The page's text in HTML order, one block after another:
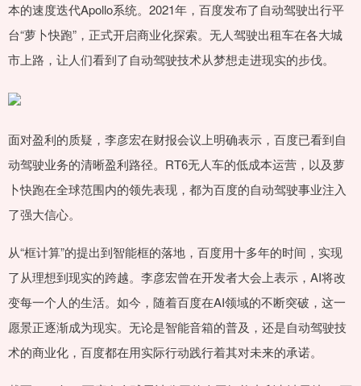
本的速度迭代Apollo系统。2021年，百度发布了自动驾驶出行平
台“萝卜快跑”，正式开启商业化探索。无人驾驶出租车在各大城
市上路，让人们看到了自动驾驶技术从梦想走进现实的步伐。
面对盈利的质疑，李彦宏在财报会议上明确表示，百度已看到自
动驾驶业务的清晰盈利路径。RT6无人车的低成本运营，以及萝
卜快跑在全球范围内的领先表现，都为百度的自动驾驶事业注入
了强大信心。
从“框计算”的提出到智能框的落地，百度用十多年的时间，实现
了从理想到现实的跨越。李彦宏曾在开发者大会上表示，AI将改
变每一个人的生活。如今，随着百度在AI领域的不断突破，这一
愿景正逐渐成为现实。无论是智能音箱的普及，还是自动驾驶技
术的商业化，百度都在用实际行动践行着其对未来的承诺。